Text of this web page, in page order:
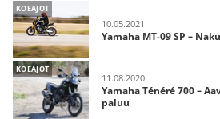
KOEAJOT
10.05.2021
Yamaha MT-09 SP –
KOEAJOT
11.08.2020
Yamaha Ténéré 700 –
paluu